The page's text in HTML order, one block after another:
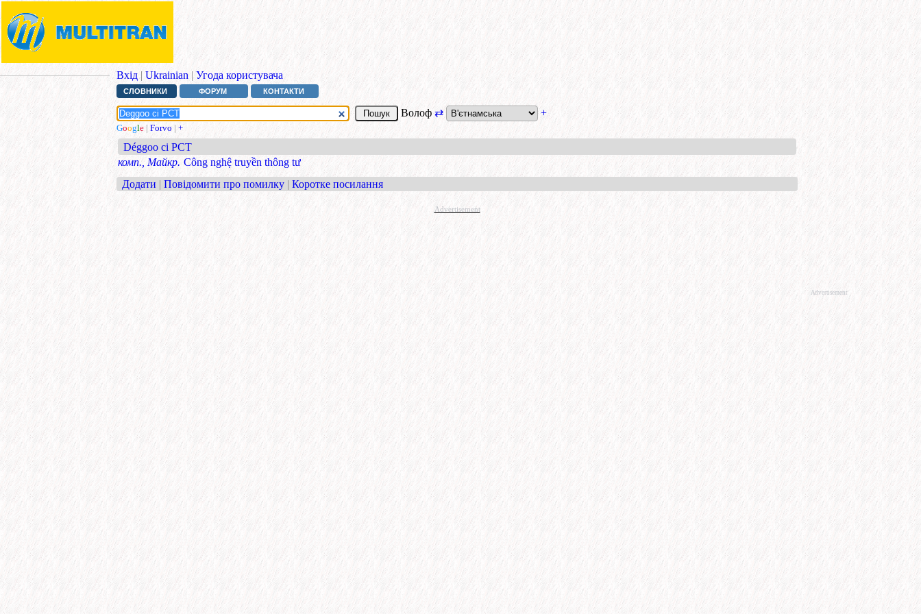
Вхід | Ukrainian | Угода користувача
СЛОВНИКИ ФОРУМ КОНТАКТИ
Волоф⇄ +
Google | Forvo | +
Déggoo ci PCT
комп., Майкр. Công nghệ truyền thông tư
Додати | Повідомити про помилку | Коротке посилання
Advertisement
Advertisement